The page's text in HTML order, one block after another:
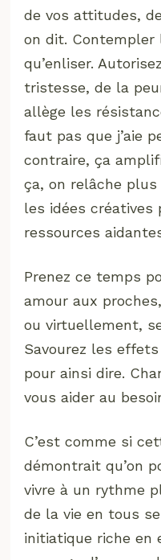
de vos attitudes,
on dit. Contempler
qu’enliser.
tristesse, de la
allège les
faut pas que j’aie
contraire, ça
ça, on relâche
les idées créatives
ressources
Prenez ce temps
amour aux
ou virtuellement,
Savourez les
pour ainsi dire.
vous aider au
C’est comme si
démontrait qu’on
vivre à un rythme
de la vie en tous
initiatique riche en